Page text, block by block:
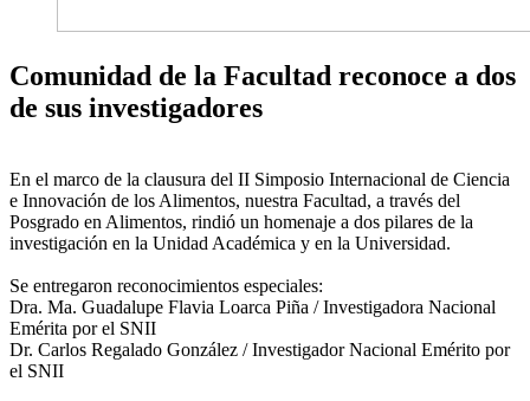
Comunidad de la Facultad reconoce a dos
de sus investigadores
En el marco de la clausura del II Simposio Internacional de Ciencia
e Innovación de los Alimentos, nuestra Facultad, a través del
Posgrado en Alimentos, rindió un homenaje a dos pilares de la
investigación en la Unidad Académica y en la Universidad.
Se entregaron reconocimientos especiales:
Dra. Ma. Guadalupe Flavia Loarca Piña / Investigadora Nacional
Emérita por el SNII
Dr. Carlos Regalado González / Investigador Nacional Emérito por
el SNII